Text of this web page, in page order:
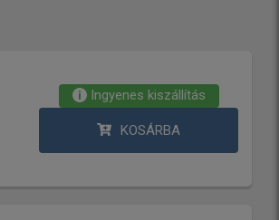
Ingyenes kiszállítás
KOSÁRBA